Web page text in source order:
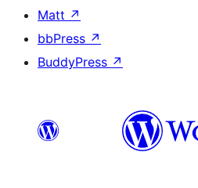
Matt ↗
bbPress ↗
BuddyPress ↗